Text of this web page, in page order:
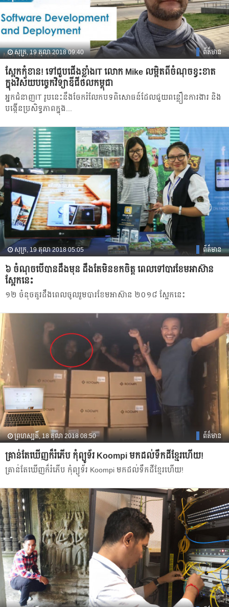
សុក្រ, 19 តុលា 2018 09:40 ព័ត៌មាន
ស្អែកកុំខាន! ទៅជួបជើងខ្លាំងIT លោក Mike លម្អិតពីចំណុចខ្វះខាត
ក្នុងវិស័យបច្ចេកវិទ្យាឌីជីថលកម្ពុជា
អ្នក​ជំនាញ​IT រូបនេះ​នឹងចែករំលែក​បទពិ​សោធន៍​ដែល​ជួយ​​ពន្លឿន​ការងារ​ និង​
បង្កើនប្រសិទ្ធភាពក្នុង​...
សុក្រ, 19 តុលា 2018 05:05 ព័ត៌មាន
៦ ចំណុចបើ​បាន​ដឹង​មុន ដឹង​តែ​មិនខកចិត្ត ពេល​​​ទៅ​បារខែមអាស៊ាន
ស្អែក​នេះ​
១២ ចំនុចគួរដឹងពេលចូលរួមបារខែមអាស៊ាន ២០១៨ ស្អែក​នេះ​
ព្រហស្បតិ៍, 18 តុលា 2018 08:50 ព័ត៌មាន
គ្រាន់​តែ​ឃើញ​ក៏​រំភើប កុំព្យូទ័រ Koompi មក​ដល់​ទឹក​ដី​ខ្មែរ​ហើយ!
គ្រាន់​តែ​ឃើញ​ក៏​រំភើប កុំព្យូទ័រ Koompi មក​ដល់​ទឹក​ដី​ខ្មែរ​ហើយ!